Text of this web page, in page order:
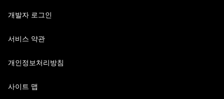
개발자 로그인
서비스 약관
개인정보처리방침
사이트 맵